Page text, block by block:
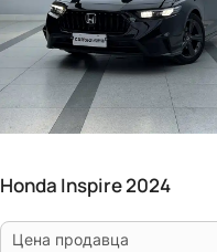
Honda Inspire 2024
Цена продавца